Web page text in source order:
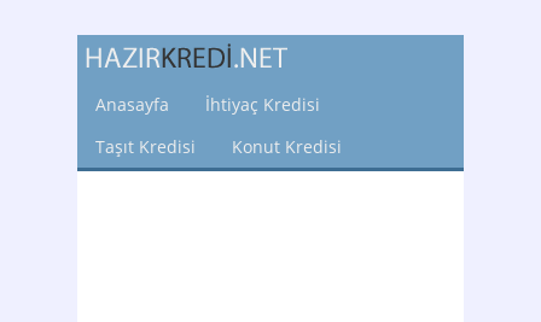
Anasayfa
İhtiyaç Kredisi
Taşıt Kredisi
Konut Kredisi